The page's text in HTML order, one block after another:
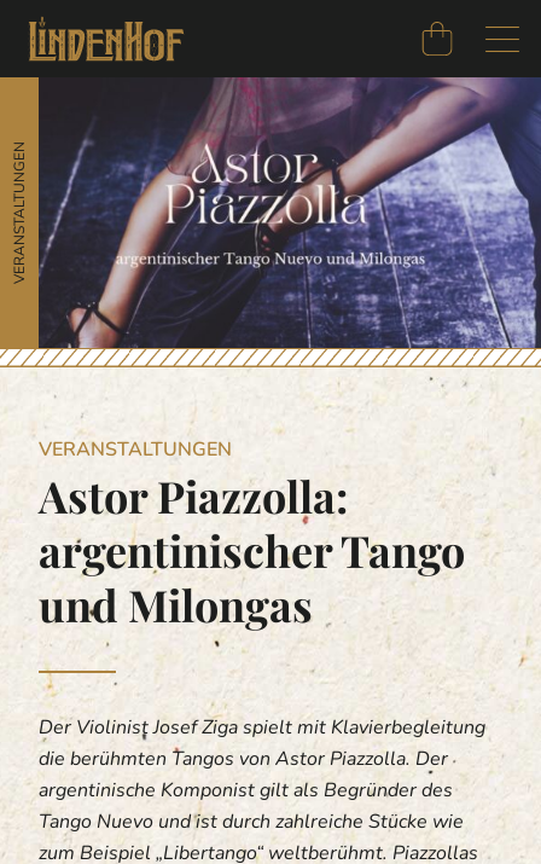
VERANSTALTUNGEN
VERANSTALTUNGEN
Astor Piazzolla:
argentinischer Tango
und Milongas
Der Violinist Josef Ziga spielt mit Klavierbegleitung
die berühmten Tangos von Astor Piazzolla. Der
argentinische Komponist gilt als Begründer des
Tango Nuevo und ist durch zahlreiche Stücke wie
zum Beispiel „Libertango“ weltberühmt. Piazzollas